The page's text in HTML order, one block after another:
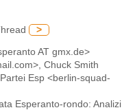
>
AT gmx.de>
Chuck Smith
Esp <berlin-squad-
Esperanto-rondo: Analizi